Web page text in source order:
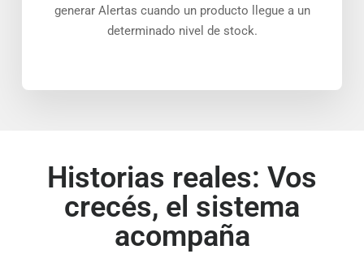
generar Alertas cuando un producto llegue a un
determinado nivel de stock.
Historias reales: Vos
crecés, el sistema
acompaña